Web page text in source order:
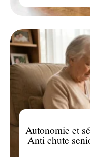
Autonomie et
Anti chute